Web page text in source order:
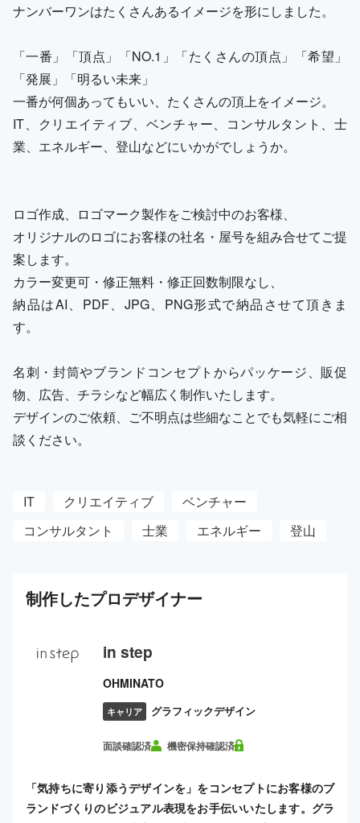
ナンバーワンはたくさんあるイメージを形にしました。
「一番」「頂点」「NO.1」「たくさんの頂点」「希望」
「発展」「明るい未来」
一番が何個あってもいい、たくさんの頂上をイメージ。
IT、クリエイティブ、ベンチャー、コンサルタント、士
業、エネルギー、登山などにいかがでしょうか。
ロゴ作成、ロゴマーク製作をご検討中のお客様、
オリジナルのロゴにお客様の社名・屋号を組み合せてご提
案します。
カラー変更可・修正無料・修正回数制限なし、
納品はAI、PDF、JPG、PNG形式で納品させて頂きま
す。
名刺・封筒やブランドコンセプトからパッケージ、販促
物、広告、チラシなど幅広く制作いたします。
デザインのご依頼、ご不明点は些細なことでも気軽にご相
談ください。
IT クリエイティブ
ベンチャー
コンサルタント
士業 エネルギー 登山
制作したプロデザイナー
in step
OHMINATO
キャリア グラフィックデザイン
面談確認済 機密保持確認済
「気持ちに寄り添うデザインを」をコンセプトにお客様のブ
ランドづくりのビジュアル表現をお手伝いいたします。グラ